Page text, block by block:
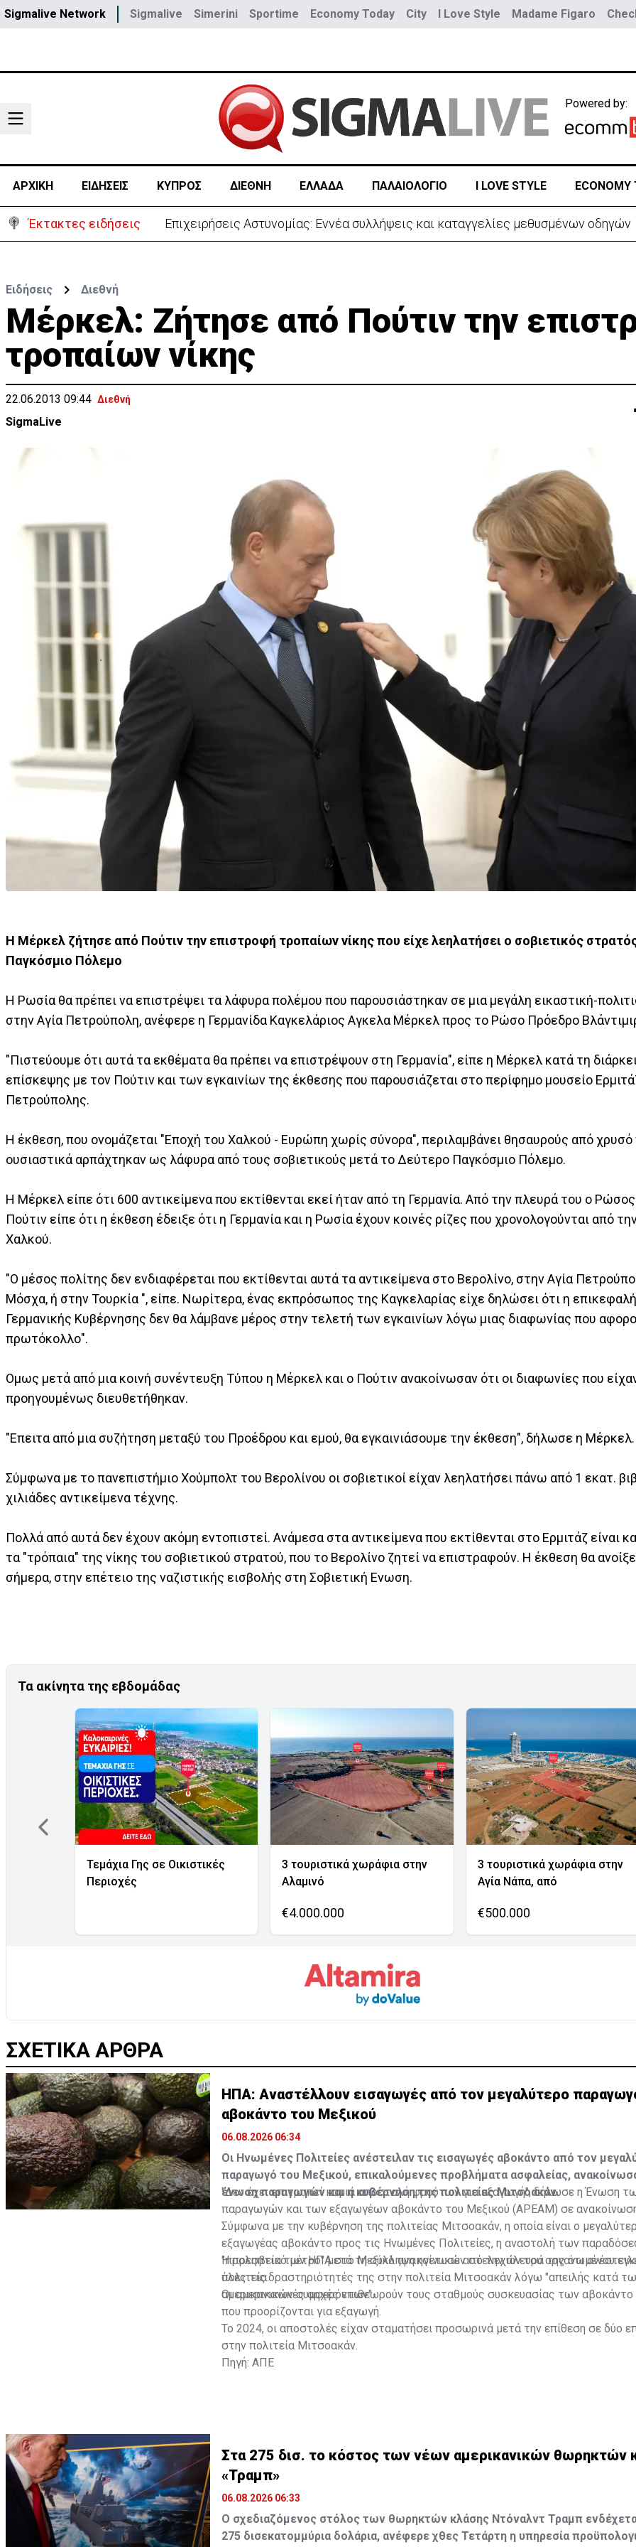
Sigmalive Network Sigmalive Simerini Sportime Economy Today City I Love Style Madame Figaro
Powered by:
ΑΡΧΙΚΗ ΕΙΔΗΣΕΙΣ ΚΥΠΡΟΣ ΔΙΕΘΝΗ ΕΛΛΑΔΑ ΠΑΛΑΙΟΛΟΓΙΟ I LOVE STYLE ECONOMY
Έκτακτες ειδήσεις Στα 275 δισ. το κόστος των νέων αμερικανικών θωρηκτών κλάσης «Τραμπ»
Ειδήσεις Διεθνή
Μέρκελ: Ζήτησε από Πούτιν την
τροπαίων νίκης
22.06.2013 09:44 Διεθνή
SigmaLive
Η Μέρκελ ζήτησε από Πούτιν την επιστροφή τροπαίων νίκης που είχε λεηλατήσει ο σοβιετικός
Παγκόσμιο Πόλεμο
Η Ρωσία θα πρέπει να επιστρέψει τα λάφυρα πολέμου που παρουσιάστηκαν σε μια μεγάλη εικαστική-
στην Αγία Πετρούπολη, ανέφερε η Γερμανίδα Καγκελάριος Αγκελα Μέρκελ προς το Ρώσο Πρόεδρο
"Πιστεύουμε ότι αυτά τα εκθέματα θα πρέπει να επιστρέψουν στη Γερμανία", είπε η Μέρκελ κατά τη
επίσκεψης με τον Πούτιν και των εγκαινίων της έκθεσης που παρουσιάζεται στο περίφημο μουσείο
Πετρούπολης.
Η έκθεση, που ονομάζεται "Εποχή του Χαλκού - Ευρώπη χωρίς σύνορα", περιλαμβάνει θησαυρούς από χρυσό
ουσιαστικά αρπάχτηκαν ως λάφυρα από τους σοβιετικούς μετά το Δεύτερο Παγκόσμιο Πόλεμο.
Η Μέρκελ είπε ότι 600 αντικείμενα που εκτίθενται εκεί ήταν από τη Γερμανία. Από την πλευρά του ο
Πούτιν είπε ότι η έκθεση έδειξε ότι η Γερμανία και η Ρωσία έχουν κοινές ρίζες που χρονολογούνται από
Χαλκού.
"Ο μέσος πολίτης δεν ενδιαφέρεται που εκτίθενται αυτά τα αντικείμενα στο Βερολίνο, στην Αγία
Μόσχα, ή στην Τουρκία ", είπε. Νωρίτερα, ένας εκπρόσωπος της Καγκελαρίας είχε δηλώσει ότι η
Γερμανικής Κυβέρνησης δεν θα λάμβανε μέρος στην τελετή των εγκαινίων λόγω μιας διαφωνίας που
πρωτόκολλο".
Ομως μετά από μια κοινή συνέντευξη Τύπου η Μέρκελ και ο Πούτιν ανακοίνωσαν ότι οι διαφωνίες που
προηγουμένως διευθετήθηκαν.
"Επειτα από μια συζήτηση μεταξύ του Προέδρου και εμού, θα εγκαινιάσουμε την έκθεση", δήλωσε η Μέρκελ.
Σύμφωνα με το πανεπιστήμιο Χούμπολτ του Βερολίνου οι σοβιετικοί είχαν λεηλατήσει πάνω από 1 εκατ.
χιλιάδες αντικείμενα τέχνης.
Πολλά από αυτά δεν έχουν ακόμη εντοπιστεί. Ανάμεσα στα αντικείμενα που εκτίθενται στο Ερμιτάζ είναι
τα "τρόπαια" της νίκης του σοβιετικού στρατού, που το Βερολίνο ζητεί να επιστραφούν. Η έκθεση θα
σήμερα, στην επέτειο της ναζιστικής εισβολής στη Σοβιετική Ενωση.
Τα ακίνητα της εβδομάδας
Τεμάχια Γης σε Οικιστικές
Περιοχές
3 τουριστικά χωράφια στην
Αλαμινό
€4.000.000
3 τουριστικά χωράφια στην
Αγία Νάπα, από
€500.000
ΣΧΕΤΙΚΑ ΑΡΘΡΑ
ΗΠΑ: Αναστέλλουν εισαγωγές από τον μεγαλύτερο
αβοκάντο του Μεξικού
06.08.2026 06:34
Οι Ηνωμένες Πολιτείες ανέστειλαν τις εισαγωγές αβοκάντο από τον
παραγωγό του Μεξικού, επικαλούμενες προβλήματα ασφαλείας,
ένωση παραγωγών και η κυβέρνηση της πολιτείας Μιτσοακάν.
"Δεν έχει επιτραπεί καμιά αποστολή φρούτων για εξαγωγή", δήλωσε η Ένωση
παραγωγών και των εξαγωγέων αβοκάντο του Μεξικού (APEAM) σε
Σύμφωνα με την κυβέρνηση της πολιτείας Μιτσοακάν, η οποία είναι ο
εξαγωγέας αβοκάντο προς τις Ηνωμένες Πολιτείες, η αναστολή των
"προληπτικό μέτρο" μετά τη σύλληψη ηγετικών στελεχών του οργανωμένου
πολιτεία.
Η πρεσβεία των ΗΠΑ στο Μεξικό ανακοίνωσε από την πλευρά της ότι
όλες τις δραστηριότητές της στην πολιτεία Μιτσοακάν λόγω "απειλής κατά
αμερικανικών συμφερόντων".
Οι αμερικανικές αρχές επιθεωρούν τους σταθμούς συσκευασίας των
που προορίζονται για εξαγωγή.
Το 2024, οι αποστολές είχαν σταματήσει προσωρινά μετά την επίθεση σε δύο
στην πολιτεία Μιτσοακάν.
Πηγή: ΑΠΕ
Στα 275 δισ. το κόστος των νέων αμερικανικών θωρηκτών
«Τραμπ»
06.08.2026 06:33
Ο σχεδιαζόμενος στόλος των θωρηκτών κλάσης Ντόναλντ Τραμπ
275 δισεκατομμύρια δολάρια, ανέφερε χθες Τετάρτη η υπηρεσία